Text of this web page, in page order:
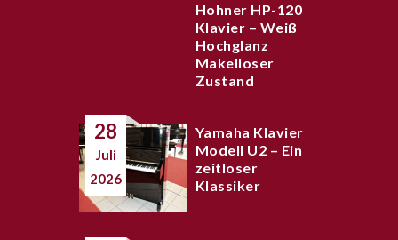
Hohner HP-120
Klavier – Weiß
Hochglanz
Makelloser
Zustand
28
Juli
2026
Yamaha Klavier
Modell U2 – Ein
zeitloser
Klassiker